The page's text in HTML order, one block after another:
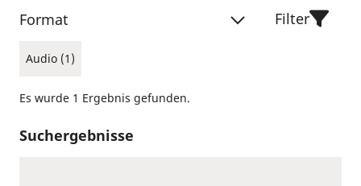
Format
Audio (1)
Filter
Es wurde 1 Ergebnis gefunden.
Suchergebnisse